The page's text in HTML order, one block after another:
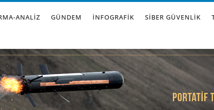
ANALIZ GÜNDEM İNFOGRAFIK SIBER GÜVENLIK